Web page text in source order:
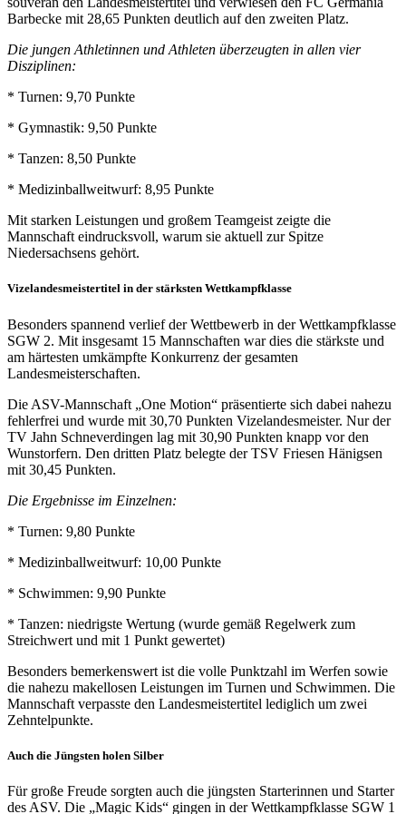
Barbecke mit 28,65 Punkten deutlich auf den zweiten Platz.
Die jungen Athletinnen und Athleten überzeugten in allen vier
Disziplinen:
* Turnen: 9,70 Punkte
* Gymnastik: 9,50 Punkte
* Tanzen: 8,50 Punkte
* Medizinballweitwurf: 8,95 Punkte
Mit starken Leistungen und großem Teamgeist zeigte die
Mannschaft eindrucksvoll, warum sie aktuell zur Spitze
Niedersachsens gehört.
Vizelandesmeistertitel in der stärksten Wettkampfklasse
Besonders spannend verlief der Wettbewerb in der Wettkampfklasse
SGW 2. Mit insgesamt 15 Mannschaften war dies die stärkste und
am härtesten umkämpfte Konkurrenz der gesamten
Landesmeisterschaften.
Die ASV-Mannschaft „One Motion“ präsentierte sich dabei nahezu
fehlerfrei und wurde mit 30,70 Punkten Vizelandesmeister. Nur der
TV Jahn Schneverdingen lag mit 30,90 Punkten knapp vor den
Wunstorfern. Den dritten Platz belegte der TSV Friesen Hänigsen
mit 30,45 Punkten.
Die Ergebnisse im Einzelnen:
* Turnen: 9,80 Punkte
* Medizinballweitwurf: 10,00 Punkte
* Schwimmen: 9,90 Punkte
* Tanzen: niedrigste Wertung (wurde gemäß Regelwerk zum
Streichwert und mit 1 Punkt gewertet)
Besonders bemerkenswert ist die volle Punktzahl im Werfen sowie
die nahezu makellosen Leistungen im Turnen und Schwimmen. Die
Mannschaft verpasste den Landesmeistertitel lediglich um zwei
Zehntelpunkte.
Auch die Jüngsten holen Silber
Für große Freude sorgten auch die jüngsten Starterinnen und Starter
des ASV. Die „Magic Kids“ gingen in der Wettkampfklasse SGW 1